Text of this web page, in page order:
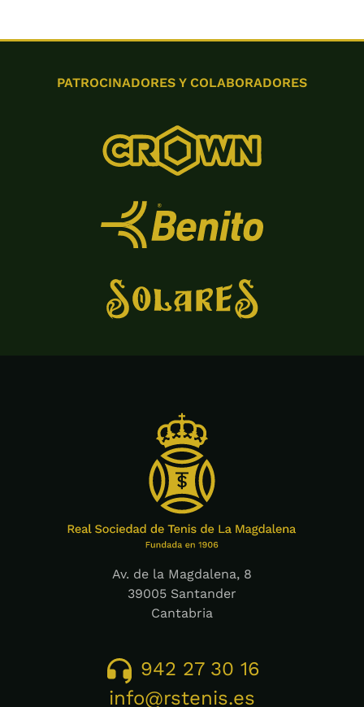
PATROCINADORES Y COLABORADORES
Av. de la Magdalena, 8
39005 Santander
Cantabria
942 27 30 16
info@rstenis.es